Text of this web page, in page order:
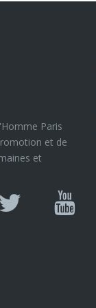
Paris
et de
et
Canal